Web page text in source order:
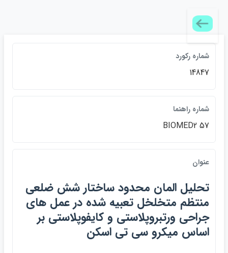
شماره ركورد
14847
شماره راهنما
BIOMED2 57
عنوان
تحليل المان محدود ساختار شش ضلعي
منتظم متخلخل تعبيه شده در عمل هاي
جراحي ورتبروپلاستي و كايفوپلاستي بر
اساس ميكرو سي تي اسكن